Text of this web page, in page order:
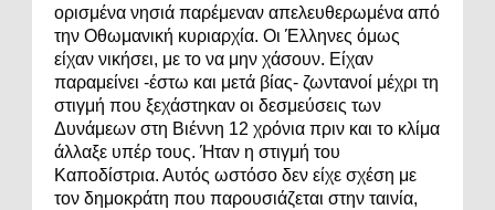
ορισμένα νησιά παρέμεναν απελευθερωμένα από
την Οθωμανική κυριαρχία. Οι Έλληνες όμως
είχαν νικήσει, με το να μην χάσουν. Είχαν
παραμείνει -έστω και μετά βίας- ζωντανοί μέχρι τη
στιγμή που ξεχάστηκαν οι δεσμεύσεις των
Δυνάμεων στη Βιέννη 12 χρόνια πριν και το κλίμα
άλλαξε υπέρ τους. Ήταν η στιγμή του
Καποδίστρια. Αυτός ωστόσο δεν είχε σχέση με
τον δημοκράτη που παρουσιάζεται στην ταινία,